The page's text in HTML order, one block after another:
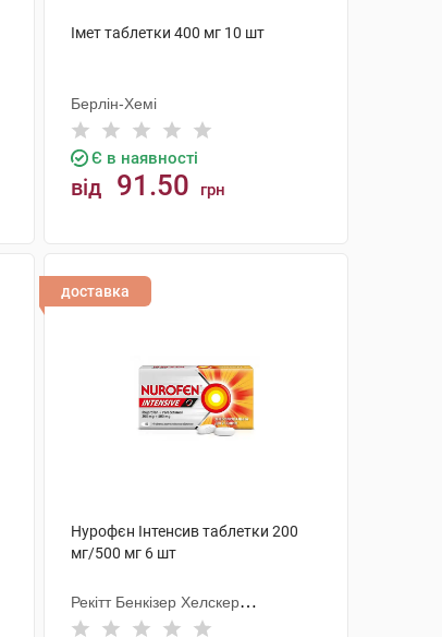
Імет таблетки 400 мг 10 шт
Берлін-Хемі
Є в наявності
від 91.50 грн
доставка
Нурофєн Інтенсив таблетки 200
мг/500 мг 6 шт
Рекітт Бенкізер Хелскер
Інтернешнл